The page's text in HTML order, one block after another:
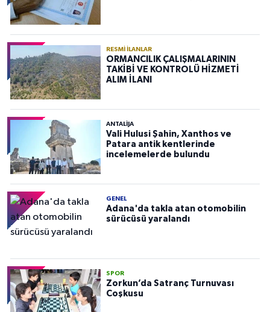
RESMI İLANLAR
ORMANCILIK ÇALIŞMALARININ
TAKİBİ VE KONTROLÜ HİZMETİ
ALIM İLANI
ANTALIJA
Vali Hulusi Şahin, Xanthos ve
Patara antik kentlerinde
incelemelerde bulundu
GENEL
Adana'da takla atan otomobilin
sürücüsü yaralandı
SPOR
Zorkun’da Satranç Turnuvası
Coşkusu